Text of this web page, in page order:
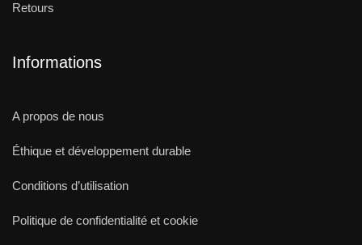
Retours
Informations
A propos de nous
Éthique et développement durable
Conditions d’utilisation
Politique de confidentialité et cookie